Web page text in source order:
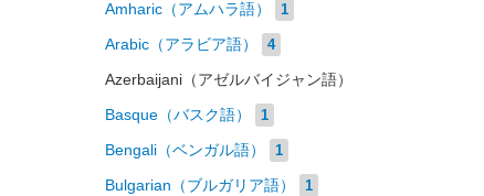
Amharic（アムハラ語） 1
Arabic（アラビア語） 4
Azerbaijani（アゼルバイジャン語）
Basque（バスク語） 1
Bengali（ベンガル語） 1
Bulgarian（ブルガリア語） 1